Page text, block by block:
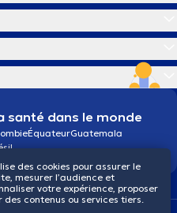
santé dans le monde
ÉquateurGuatemala
des cookies pour assurer le
mesurer l’audience et
votre expérience, proposer
contenus ou services tiers.